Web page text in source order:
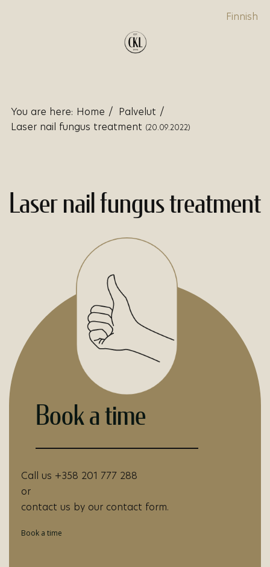
Finnish
You are here: Home / Palvelut /
Laser nail fungus treatment (20.09.2022)
Laser nail fungus treatment
Book a time
Call us +358 201 777 288
or
contact us by our contact form.
Book a time